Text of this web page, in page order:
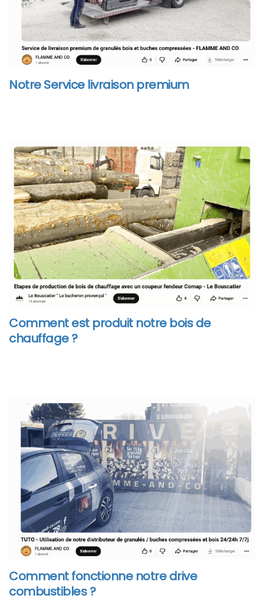
Notre Service livraison premium
Comment est produit notre bois de
chauffage ?
Comment fonctionne notre drive
combustibles ?